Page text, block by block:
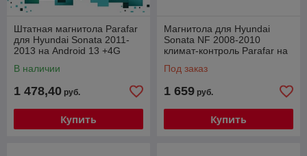
Штатная магнитола Parafar
для Hyundai Sonata 2011-
2013 на Android 13 +4G
В наличии
1 478,40 руб.
Купить
Магнитола для Hyundai
Sonata NF 2008-2010
климат-контроль Parafar на
Под заказ
1 659 руб.
Купить